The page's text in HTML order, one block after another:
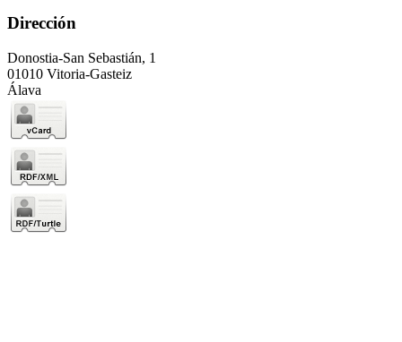
Dirección
Donostia-San Sebastián, 1
01010 Vitoria-Gasteiz
Álava